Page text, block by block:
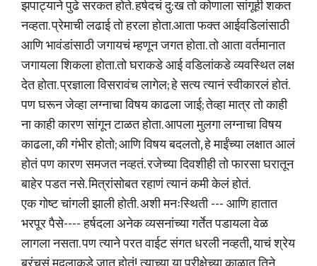
झपाट्याने पुढे सरकत होते. हर्षदचं दु:ख तो कोणाला सांगूही शकत
नव्हता. प्रेमाची लढाई तो हरला होता.आता फक्त आईवडिलांसाठी
आणि भावंडांसाठी जगायचं म्हणून जगत होता. तो आता वर्तमानात
जगायला शिकला होता.तो घराकडे आई वडिलांकडे व्यवस्थित लक्ष
देत होता. प्रज्ञाला विसरावंच लागेल; हे सत्य त्यानं स्वीकारलं होतं.
पण घरून जेव्हा लग्नाचा विषय काढला जाई; तेव्हा मात्र तो काही
ना काही कारण सांगून टाळत होता. आपला मुलगा लग्नाचा विषय
काढला, की गंभीर होतो; आणि विषय बदलतो, हे माईंच्या लक्षात आलं
होतं पण कारण समजत नव्हतं. रजेच्या दिवशीही तो फारसा घरातून
बाहेर पडत नसे. मित्रांसोबत रहाणं त्यानं कमी केलं होतं.
एक गोष्ट चांगली झाली होती. अशी मनःस्थिती --- आणि हातात
भरपूर पैसे---- हर्षदला अनेक व्यसनांच्या गर्तेत पडायला वेळ
लागला नसता. पण त्याने परत वाईट संगत धरली नव्हती, याचं श्रेय